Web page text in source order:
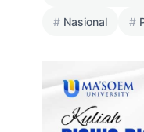
Nasional